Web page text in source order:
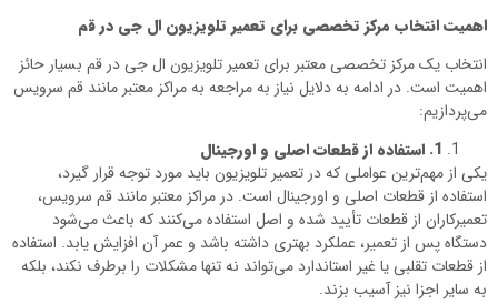
اهمیت انتخاب مرکز تخصصی برای تعمیر تلویزیون ال جی در قم
انتخاب یک مرکز تخصصی معتبر برای تعمیر تلویزیون ال جی در قم بسیار حائز
اهمیت است. در ادامه به دلایل نیاز به مراجعه به مراکز معتبر مانند قم سرویس
می‌پردازیم:
1
. استفاده از قطعات اصلی و اورجینال
یکی از مهم‌ترین عواملی که در تعمیر تلویزیون باید مورد توجه قرار گیرد،
استفاده از قطعات اصلی و اورجینال است. در مراکز معتبر مانند قم سرویس،
تعمیرکاران از قطعات تأیید شده و اصل استفاده می‌کنند که باعث می‌شود
دستگاه پس از تعمیر، عملکرد بهتری داشته باشد و عمر آن افزایش یابد. استفاده
از قطعات تقلبی یا غیر استاندارد می‌تواند نه تنها مشکلات را برطرف نکند، بلکه
به سایر اجزا نیز آسیب بزند.